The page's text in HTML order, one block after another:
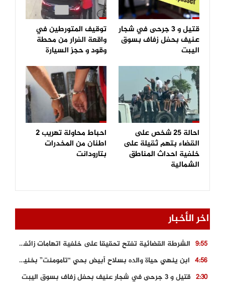
قتيل و 3 جرحى في شجار
عنيف بحفل زفاف بسوق
اليبت
توقيف المتورطين في
واقعة الفرار من محطة
وقود و حجز السيارة
احالة 25 شخص على
القضاء بتهم ثقيلة على
خلفية احداث المناطق
الشمالية
احباط محاولة تهريب 2
اطنان من المخدرات
بتارودانت
اخر الأخبار
9:55
الشرطة القضائية تفتح تحقيقا على خلفية اتهامات زائفة أدلت بها مرشحة للهجرة السرية
4:56
ابن ينهي حياة والده بسلاح أبيض بحي “تامومنت” بخنيفرة
2:30 قتيل و 3 جرحى في شجار عنيف بحفل زفاف بسوق اليبت